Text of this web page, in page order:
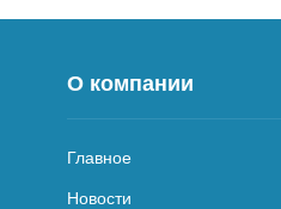
О компании
Главное
Новости